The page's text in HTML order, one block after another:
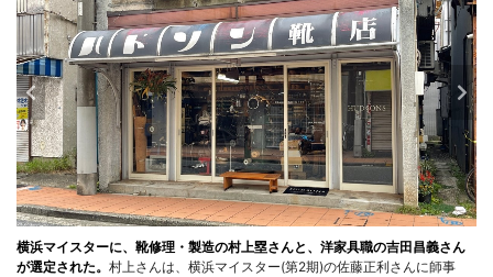
横浜マイスターに、靴修理・製造の村上塁さんと、洋家具職の吉田昌義さん
が選定された。 村上さんは、横浜マイスター(第2期)の佐藤正利さんに師事